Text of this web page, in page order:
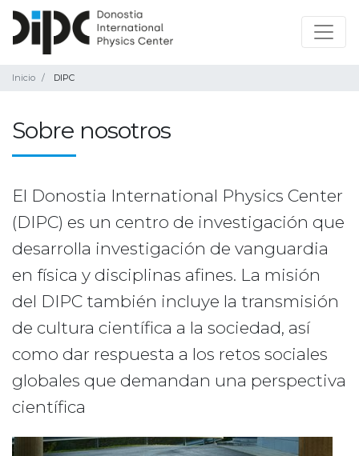
Inicio DIPC
Sobre nosotros
El Donostia International Physics Center
(DIPC) es un centro de investigación que
desarrolla investigación de vanguardia
en física y disciplinas afines. La misión
del DIPC también incluye la transmisión
de cultura científica a la sociedad, así
como dar respuesta a los retos sociales
globales que demandan una perspectiva
científica